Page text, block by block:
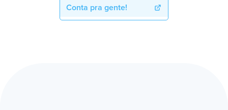
Conta pra gente!